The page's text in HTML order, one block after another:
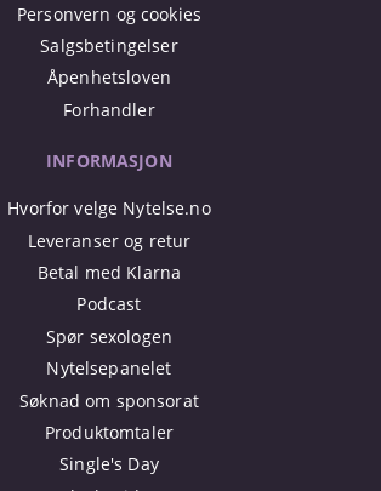
Personvern og cookies
Salgsbetingelser
Åpenhetsloven
Forhandler
INFORMASJON
Hvorfor velge Nytelse.no
Leveranser og retur
Betal med Klarna
Podcast
Spør sexologen
Nytelsepanelet
Søknad om sponsorat
Produktomtaler
Single's Day